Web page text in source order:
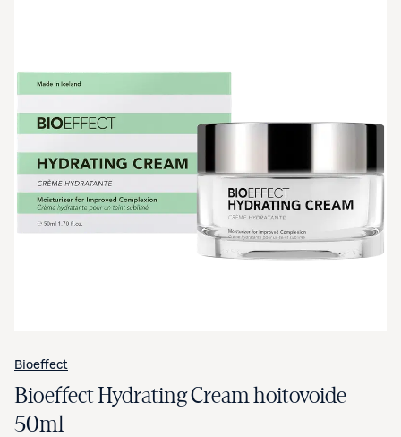
Avaa tuotekuva suurennettuna
Bioeffect
Bioeffect Hydrating Cream hoitovoide
50ml